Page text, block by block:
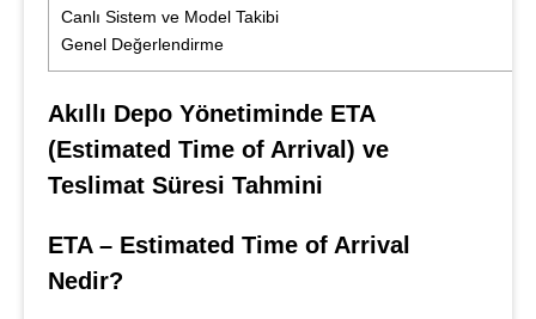
Canlı Sistem ve Model Takibi
Genel Değerlendirme
Akıllı Depo Yönetiminde ETA
(Estimated Time of Arrival) ve
Teslimat Süresi Tahmini
ETA – Estimated Time of Arrival
Nedir?